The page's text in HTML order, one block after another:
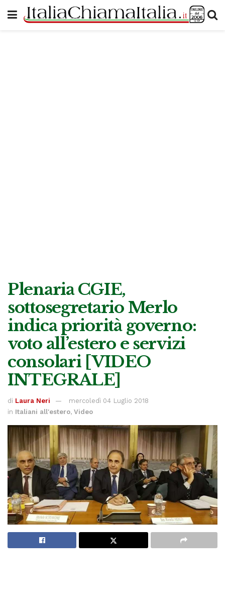
Plenaria CGIE,
sottosegretario Merlo
indica priorità governo:
voto all’estero e servizi
consolari [VIDEO
INTEGRALE]
di Laura Neri
mercoledì 04 Luglio 2018
in Italiani all'estero, Video